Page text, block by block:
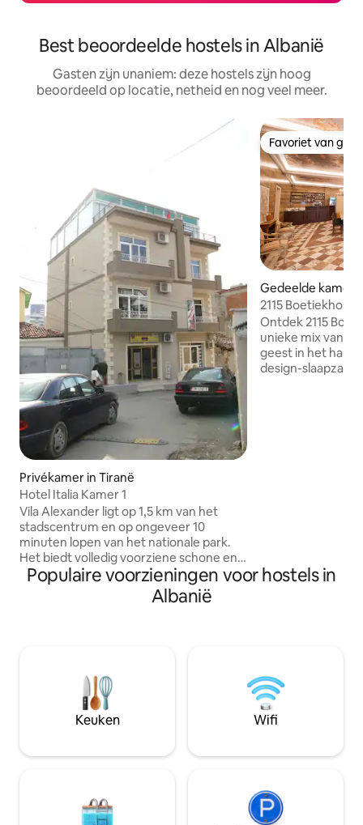
Best beoordeelde hostels in Albanië
Gasten zijn unaniem: deze hostels zijn hoog
beoordeeld op locatie, netheid en nog veel meer.
Privékamer in Tiranë
Hotel Italia Kamer 1
Vila Alexander ligt op 1,5 km van het
stadscentrum en op ongeveer 10
minuten lopen van het nationale park.
Het biedt volledig voorziene schone en
comfortabele kamers met
airconditioning. Alle accommodaties
hebben een kledingkast, een bureau en
kwaliteitverhouding in Tirana op andere
reserveringswebsites!Gasten krijgen
meer voor hun geld in vergelijking met
andere accommodaties in deze stad. De
worden verzorgd.
Favoriet van
Favoriet van
Gedeelde kamer
2115 Boetiekhostel
Ontdek 2115
unieke mix van
geest in het hart
design-
Populaire voorzieningen voor hostels in
Albanië
Keuken Wifi